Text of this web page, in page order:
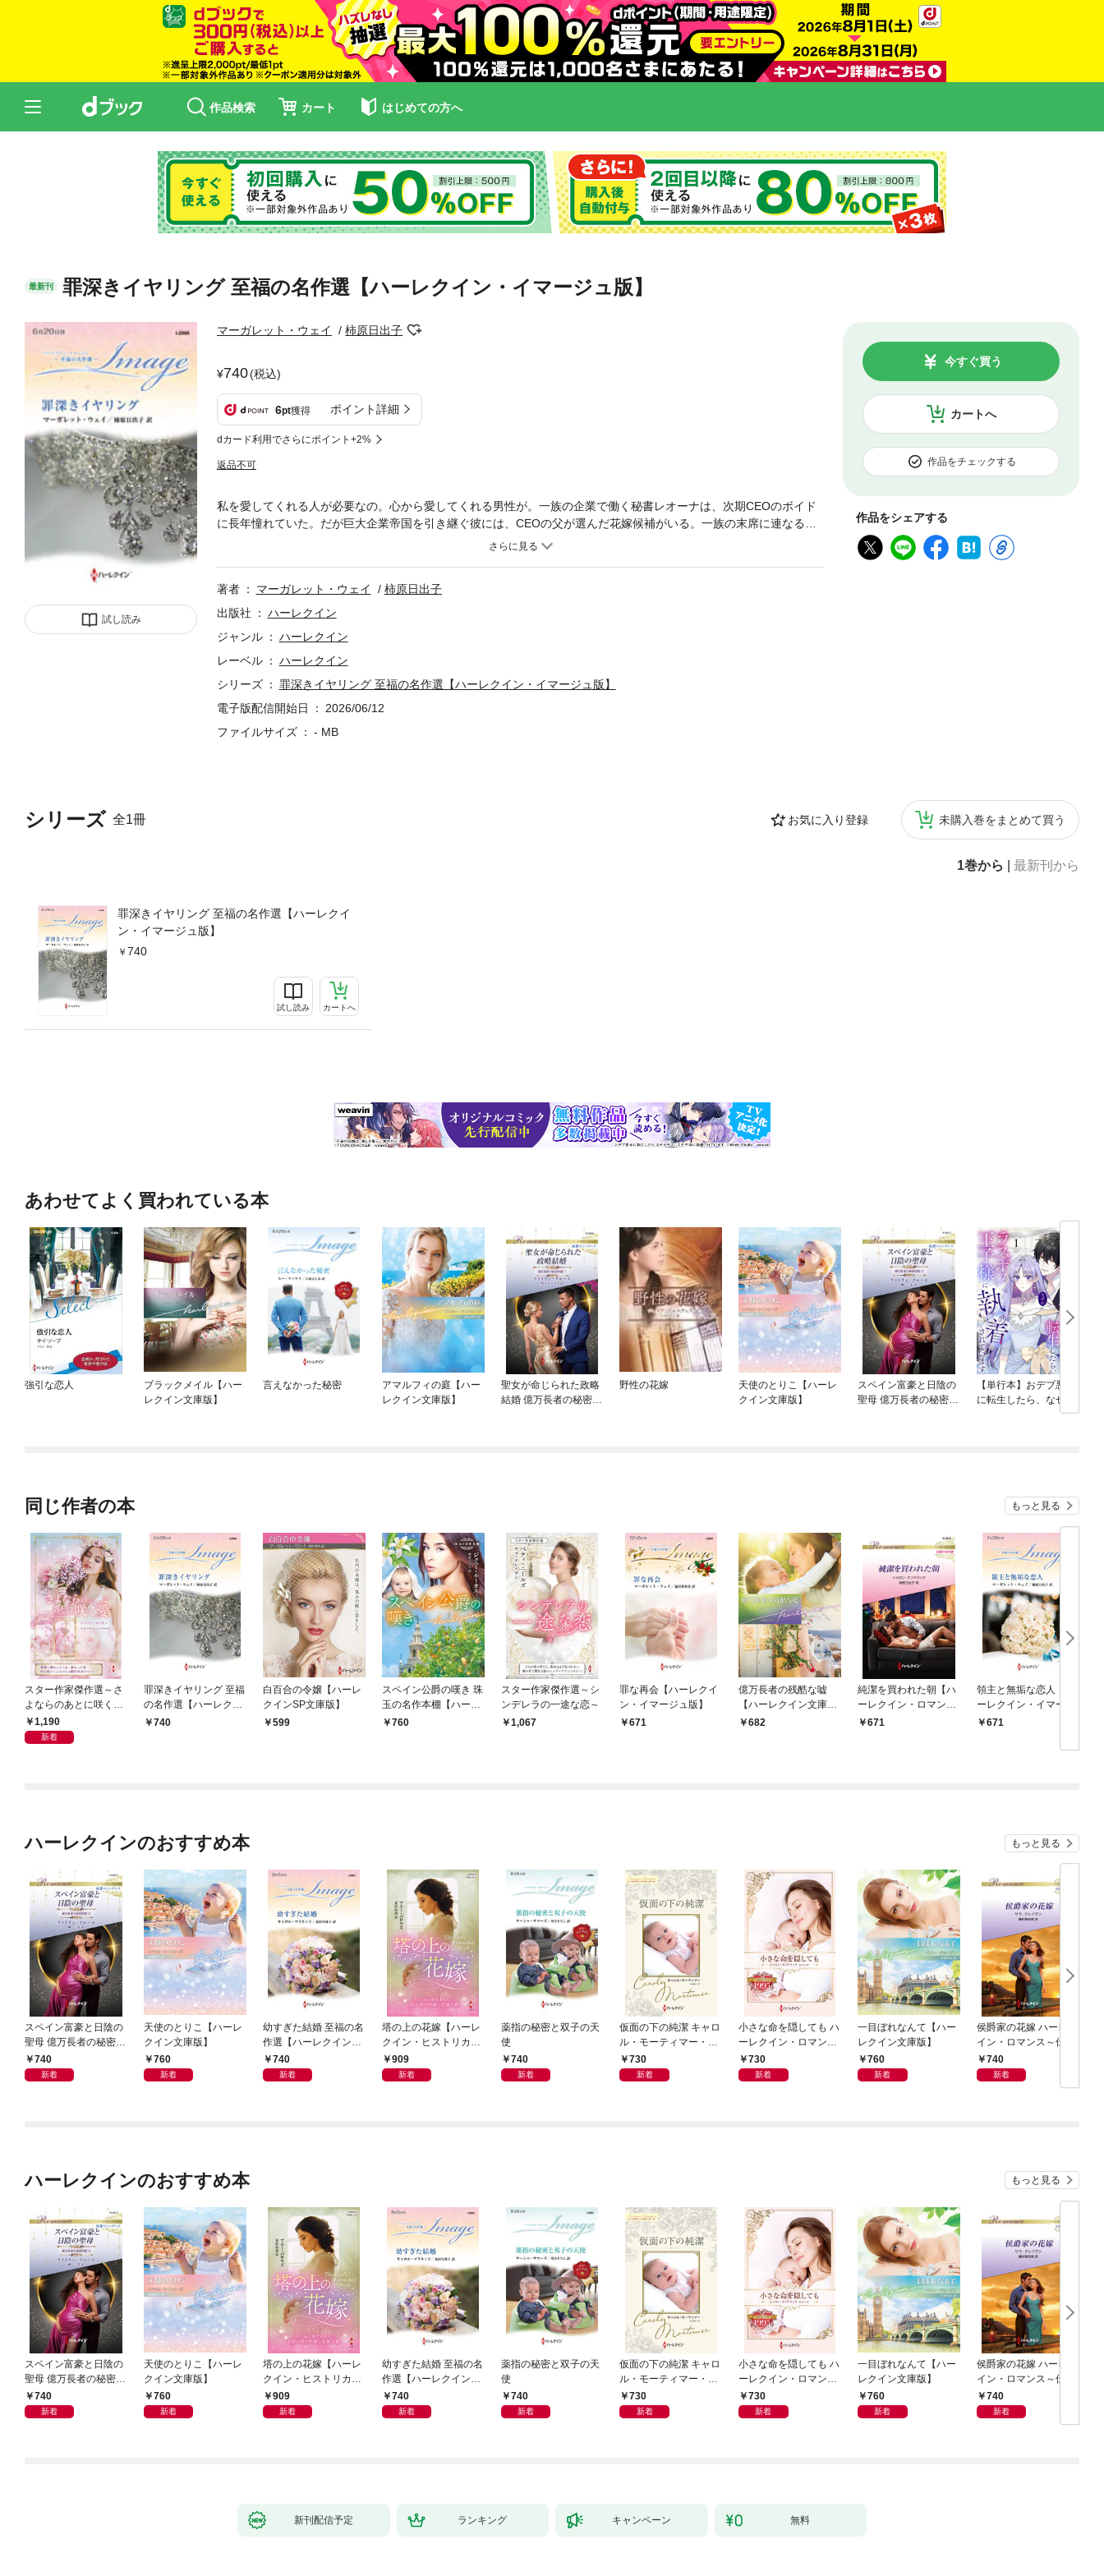
作品検索 カート はじめての方へ
最新刊 罪深きイヤリング 至福の名作選【ハーレクイン・イマージュ版】
試し読み
マーガレット・ウェイ 柿原日出子
740(税込)
6pt獲得 ポイント詳細
dカード利用でさらにポイント+2%
返品不可
カートへ
今すぐ買う
作品をチェックする
作品をシェアする
シリーズ 全1冊 お気に入り登録 未購入巻をまとめて買う
1巻から 最新刊から
罪深きイヤリング 至福の名作選【ハーレクイ
ン・イマージュ版】
740
試し読み カートへ
私を愛してくれる人が必要なの。心から愛してくれる男性が。一族の企業で働く秘書レオーナは、次期CEOのボイド
に長年憧れていた。だが巨大企業帝国を引き継ぐ彼には、CEOの父が選んだ花嫁候補がいる。一族の末席に連なるだ
けのレオーナには手の届かない存在だった。ある日、レオーナは一族が集まるパーティでボイドと顔を合わせ、190セ
に見られてしまったのだ。弟の罪を被ろうとするレオーナに、彼は脅迫めいた取り引きを迫った！「弟を警察に突き
出されたいか、それとも、きみがぼくと結婚するか」■愛するボイドの求婚をレオーナが素直に喜べないのは、彼の父
からなかったから……。あのダイアナ・パーマーも憧れた作家マーガレット・ウェイの名作。＊本書は、ハーレクイ
ン・イマージュから既に配信されている作品となります。 ご購入の際は十分ご注意ください。
著者 マーガレット・ウェイ
柿原日出子
出版社
ハーレクイン
ジャンル
ハーレクイン
レーベル
ハーレクイン
シリーズ
罪深きイヤリング 至福の名作選【ハーレクイン・イマージュ版】
電子版配信開始日
2026/06/12
ファイルサイズ
- MB
あわせてよく買われている本
強引な恋人
ブラックメイル【ハー
レクイン文庫版】
言えなかった秘密
アマルフィの庭【ハー
レクイン文庫版】
聖女が命じられた政略
結婚 億万長者の秘密同
野性の花嫁
天使のとりこ【ハーレ
クイン文庫版】
スペイン富豪と日陰の
聖母 億万長者の秘密同
【単行本】おデブ悪女
に転生したら、なぜか
ラスボス王子様に執着
同じ作者の本 もっと見る
スター作家傑作選～さ
よならのあとに咲く愛
～1,190
新着
罪深きイヤリング 至福
の名作選【ハーレクイ
ン・イマージュ版】
740
白百合の令嬢【ハーレ
クインSP文庫版】
599
スペイン公爵の嘆き 珠
玉の名作本棚【ハーレ
クイン文庫版】
760
スター作家傑作選～シ
ンデレラの一途な恋～
1,067
罪な再会【ハーレクイ
ン・イマージュ版】
671
億万長者の残酷な嘘
【ハーレクイン文庫
版】
682
純潔を買われた朝【ハ
ーレクイン・ロマンス
版】
671
領主と無垢な恋人【ハ
ーレクイン・イマージ
ュ版】
671
ハーレクインのおすすめ本 もっと見る
スペイン富豪と日陰の
聖母 億万長者の秘密同
盟 II ハーレクイン・ロ
マンス～純潔のシンデ
740
新着
天使のとりこ【ハーレ
クイン文庫版】
760
新着
幼すぎた結婚 至福の名
作選【ハーレクイン・
イマージュ版】
740
新着
塔の上の花嫁【ハーレ
クイン・ヒストリカ
ル・スペシャル版】
909
新着
薬指の秘密と双子の天
使
740
新着
仮面の下の純潔 キャロ
ル・モーティマー・コ
レクション【ハーレク
イン・マスターピース
730
新着
小さな命を隠しても ハ
ーレクイン・ロマン
ス・タイムマシン
730
新着
一目ぼれなんて【ハー
レクイン文庫版】
760
新着
侯爵家の花嫁 ハーレク
イン・ロマンス～伝説
の名作選～【ハーレク
イン・ロマンス版】
740
新着
ハーレクインのおすすめ本 もっと見る
スペイン富豪と日陰の
聖母 億万長者の秘密同
盟 II ハーレクイン・ロ
マンス～純潔のシンデ
740
新着
天使のとりこ【ハーレ
クイン文庫版】
760
新着
塔の上の花嫁【ハーレ
クイン・ヒストリカ
ル・スペシャル版】
909
新着
幼すぎた結婚 至福の名
作選【ハーレクイン・
イマージュ版】
740
新着
薬指の秘密と双子の天
使
740
新着
仮面の下の純潔 キャロ
ル・モーティマー・コ
レクション【ハーレク
イン・マスターピース
730
新着
小さな命を隠しても ハ
ーレクイン・ロマン
ス・タイムマシン
730
新着
一目ぼれなんて【ハー
レクイン文庫版】
760
新着
侯爵家の花嫁 ハーレク
イン・ロマンス～伝説
の名作選～【ハーレク
イン・ロマンス版】
740
新着
新刊配信予定 ランキング キャンペーン 無料